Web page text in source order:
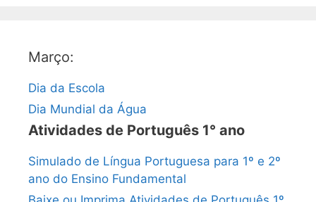
Março:
Dia da Escola
Dia Mundial da Água
Atividades de Português 1° ano
Simulado de Língua Portuguesa para 1º e 2º
ano do Ensino Fundamental